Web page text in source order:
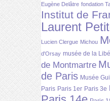
Eugène Delâtre fondation
Institut de
Laurent
Lucien Clergue Michou
d'Orsay musée de la
de Montmartre
de Paris Musée
Paris Paris 1er Paris 3e